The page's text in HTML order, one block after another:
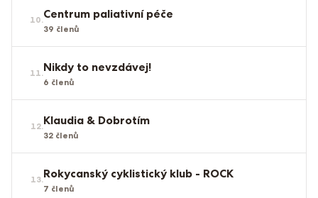
10.Centrum paliativní péče
39 členů
11.Nikdy to nevzdávej!
6 členů
12.Klaudia & Dobrotím
32 členů
13.Rokycanský cyklistický klub - ROCK
7 členů